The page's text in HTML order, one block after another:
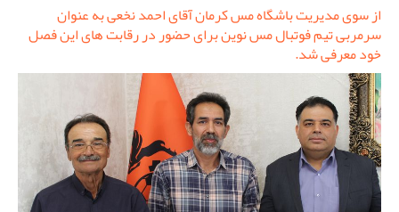
از سوی مدیریت باشگاه مس کرمان آقای احمد نخعی به عنوان
سرمربی تیم فوتبال مس نوین برای حضور در رقابت های این فصل
خود معرفی شد.